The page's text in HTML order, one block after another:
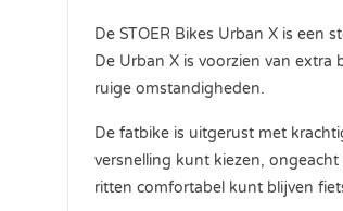
De STOER Bikes Urban X is een
De Urban X is voorzien van
ruige omstandigheden.
De fatbike is uitgerust met
versnelling kunt kiezen,
ritten comfortabel kunt blijven